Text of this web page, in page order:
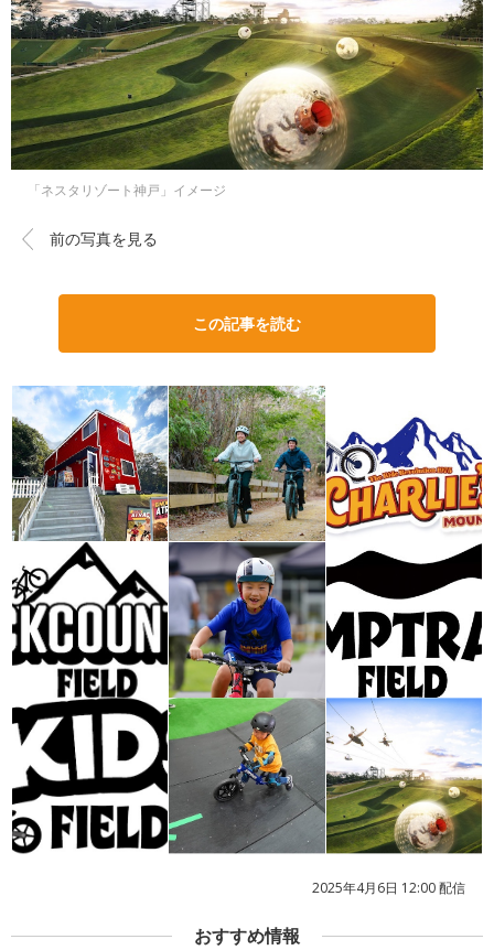
「ネスタリゾート神戸」イメージ
前の写真を見る
この記事を読む
2025年4月6日 12:00 配信
おすすめ情報